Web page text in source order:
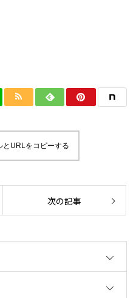
とURLをコピーする
次の記事